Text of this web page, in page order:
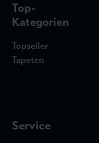
Top-
Kategorien
Topseller
Tapeten
Service